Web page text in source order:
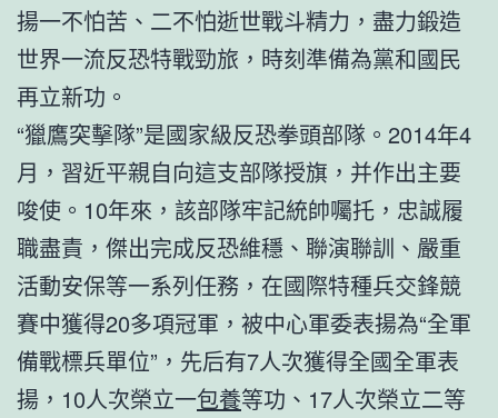
揚一不怕苦、二不怕逝世戰斗精力，盡力鍛造
世界一流反恐特戰勁旅，時刻準備為黨和國民
再立新功。
“獵鷹突擊隊”是國家級反恐拳頭部隊。2014年4
月，習近平親自向這支部隊授旗，并作出主要
唆使。10年來，該部隊牢記統帥囑托，忠誠履
職盡責，傑出完成反恐維穩、聯演聯訓、嚴重
活動安保等一系列任務，在國際特種兵交鋒競
賽中獲得20多項冠軍，被中心軍委表揚為“全軍
備戰標兵單位”，先后有7人次獲得全國全軍表
揚，10人次榮立一包養等功、17人次榮立二等